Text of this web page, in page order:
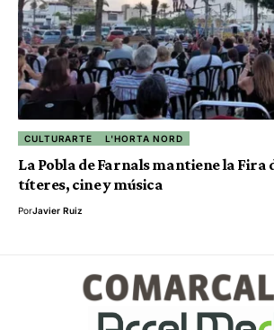
CULTURARTE L'HORTA NORD
La Pobla de Farnals mantiene la Fira
títeres, cine y música
PorJavier Ruiz